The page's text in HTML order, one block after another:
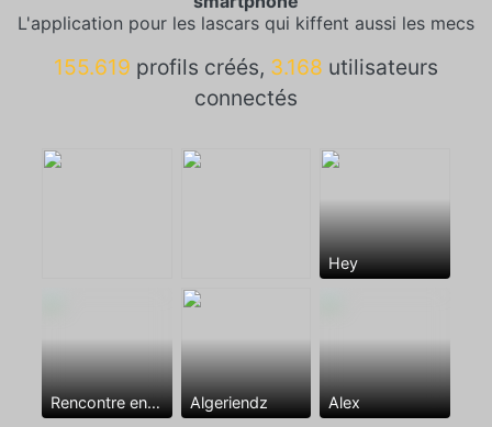
L'application pour les lascars qui kiffent aussi les mecs
155.619 profils créés, 3.168 utilisateurs
connectés
Hey
Rencontre entre mecs Algeriendz Alex